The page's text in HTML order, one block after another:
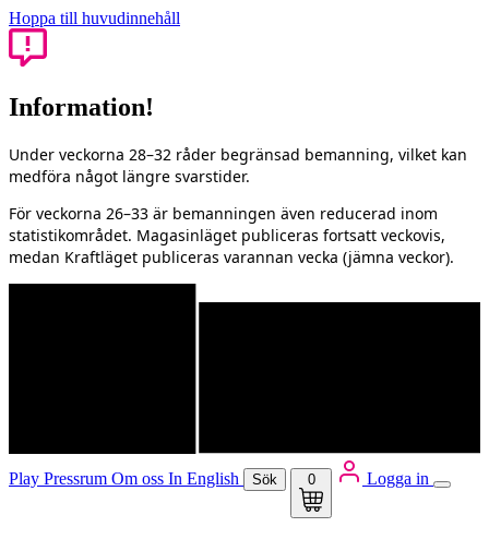
Hoppa till huvudinnehåll
Information!
Under veckorna 28–32 råder begränsad bemanning, vilket kan
medföra något längre svarstider.
För veckorna 26–33 är bemanningen även reducerad inom
statistikområdet. Magasinläget publiceras fortsatt veckovis,
medan Kraftläget publiceras varannan vecka (jämna veckor).
Play Pressrum Om oss In English Sök 0 Logga in